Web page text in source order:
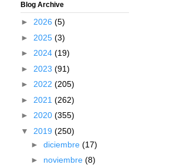
Blog Archive
► 2026 (5)
► 2025 (3)
► 2024 (19)
► 2023 (91)
► 2022 (205)
► 2021 (262)
► 2020 (355)
▼ 2019 (250)
► diciembre (17)
► noviembre (8)